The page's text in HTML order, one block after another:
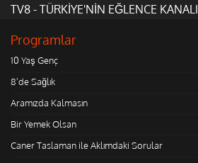
TV8 - TÜRKİYE'NİN EĞLENCE KANALI
Programlar
10 Yaş Genç
8'de Sağlık
Aramızda Kalmasın
Bir Yemek Olsan
Caner Taslaman ile Aklımdaki Sorular